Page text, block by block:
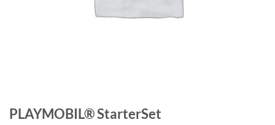
PLAYMOBIL® StarterSet